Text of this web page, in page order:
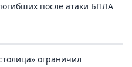
после атаки БПЛА
ограничил